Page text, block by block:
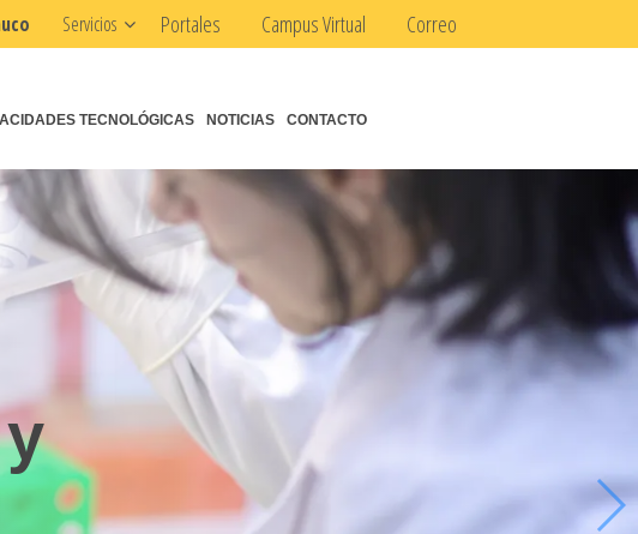
Servicios Portales Campus Virtual Correo
TECNOLÓGICAS NOTICIAS CONTACTO